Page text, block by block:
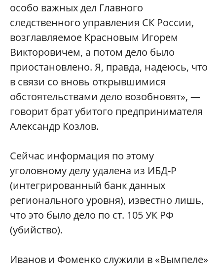
особо важных дел Главного
следственного управления СК России,
возглавляемое Красновым Игорем
Викторовичем, а потом дело было
приостановлено. Я, правда, надеюсь, что
в связи со вновь открывшимися
обстоятельствами дело возобновят», —
говорит брат убитого предпринимателя
Александр Козлов.
Сейчас информация по этому
уголовному делу удалена из ИБД-Р
(интегрированный банк данных
регионального уровня), известно лишь,
что это было дело по ст. 105 УК РФ
(убийство).
Иванов и Фоменко служили в «Вымпеле»